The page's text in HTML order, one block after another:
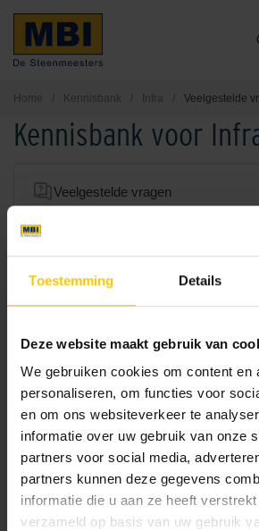
Toestemming Details
Deze website maakt gebruik van
We gebruiken cookies om content en
personaliseren, om functies voor
en om ons websiteverkeer te
informatie over uw gebruik van onze
partners voor social media,
partners kunnen deze gegevens
informatie die u aan ze heeft
verzameld op basis van uw gebruik
Home / Kennisbank / Infra / Veelgestelde
Kennisbank voor
Veelgestelde vragen
Legverbanden
Veelgestelde vragen
Wanneer is Klantleveringen
Waar vind ik documentatie van